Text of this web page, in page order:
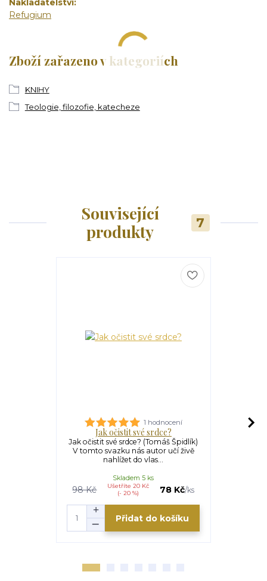
Nakladatelství
Refugium
Zboží zařazeno v kategoriích
KNIHY
Teologie, filozofie, katecheze
Související
produkty
7
1 hodnocení
Jak očistit své srdce?
Jak očistit své srdce? (Tomáš Špidlík)
V tomto svazku nás autor učí živě
nahlížet do vlas...
98 Kč
Ušetříte 20 Kč
(- 20 %)
78 Kč/ks
Skladem 5 ks
Přidat do košíku